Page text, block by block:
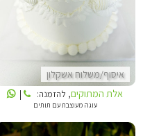
איסוף/משלוח אשקלון
אלת המתוקים, להזמנה: |
עוגה מעוצבת עם תותים